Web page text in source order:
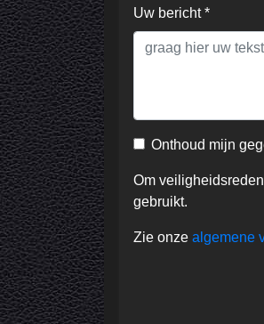
Uw bericht *
Onthoud mijn
Om
gebruikt.
Zie onze algemene